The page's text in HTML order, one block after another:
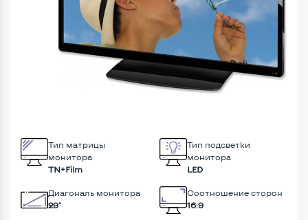
Тип матрицы
монитора
TN+Film
Тип подсветки
монитора
LED
Диагональ монитора
29"
Соотношение сторон
16:9